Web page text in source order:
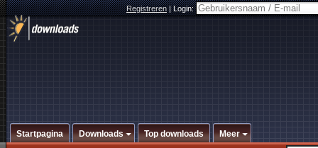
Registreren|Login:
Startpagina Downloads Top downloads Meer